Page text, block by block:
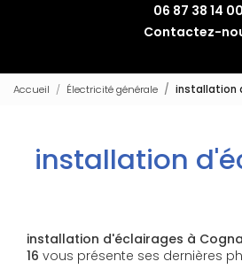
06 87 38 14 00
Contactez-
Accueil Électricité générale installation
installation
installation d'éclairages à Cognac
16 vous présente ses dernières